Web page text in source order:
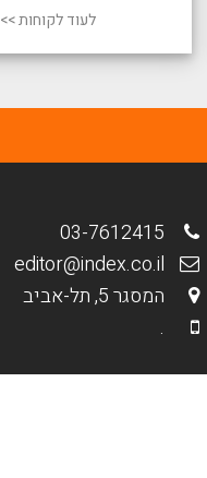
לעוד לקוחות >>
המסגר 5, תל-אביב
.